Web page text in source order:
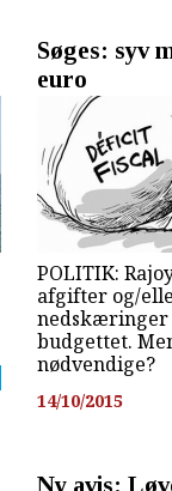
Søges: syv
euro
POLITIK:
afgifter og/
nedskæringer
budgettet.
nødvendige?
14/10/2015
Ny avis: